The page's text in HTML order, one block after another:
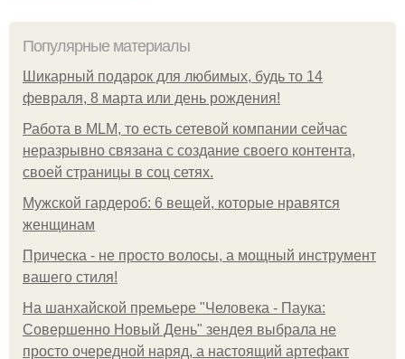
Популярные материалы
Шикарный подарок для любимых, будь то 14
февраля, 8 марта или день рождения!
Работа в MLM, то есть сетевой компании сейчас
неразрывно связана с создание своего контента,
своей страницы в соц сетях.
Мужской гардероб: 6 вещей, которые нравятся
женщинам
Прическа - не просто волосы, а мощный инструмент
вашего стиля!
На шанхайской премьере "Человека - Паука:
Совершенно Новый День" зендея выбрала не
просто очередной наряд, а настоящий артефакт